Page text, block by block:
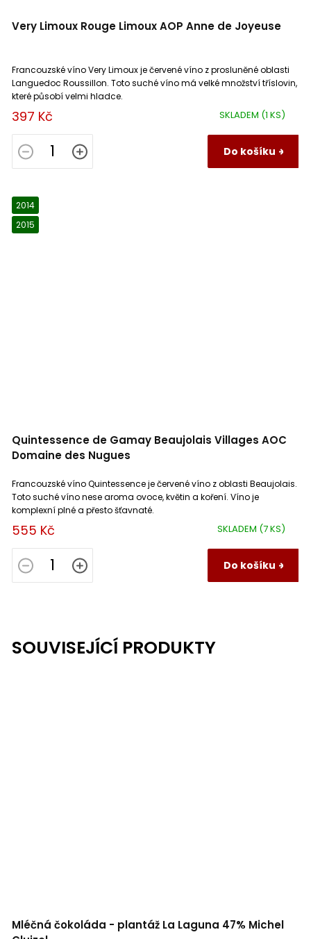
Very Limoux Rouge Limoux AOP Anne de Joyeuse
SKLADEM (1 KS)
397 Kč
Do košíku
Francouzské víno Very Limoux je červené víno z prosluněné oblasti
Languedoc Roussillon. Toto suché víno má velké množství tříslovin,
které působí velmi hladce.
2014
2015
Quintessence de Gamay Beaujolais Villages AOC
Domaine des Nugues
SKLADEM (7 KS)
555 Kč
Do košíku
Francouzské víno Quintessence je červené víno z oblasti Beaujolais.
Toto suché víno nese aroma ovoce, květin a koření. Víno je
komplexní plné a přesto šťavnaté.
SOUVISEJÍCÍ PRODUKTY
Mléčná čokoláda - plantáž La Laguna 47% Michel